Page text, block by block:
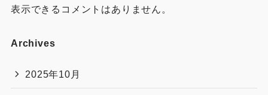
表示できるコメントはありません。
Archives
2025年10月